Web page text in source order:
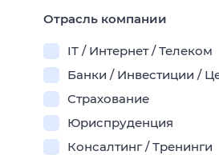
Отрасль компании
IT / Интернет / Телеком
Банки / Инвестиции /
Страхование
Юриспруденция
Консалтинг / Тренинги